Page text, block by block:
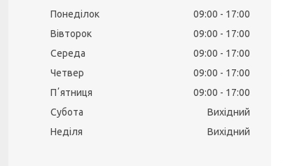
Понеділок 09:00
17:00
Вівторок
09:00
17:00
Середа
09:00
17:00
Четвер
09:00
17:00
Пʼятниця
09:00
17:00
Субота
Вихідний
Неділя
Вихідний